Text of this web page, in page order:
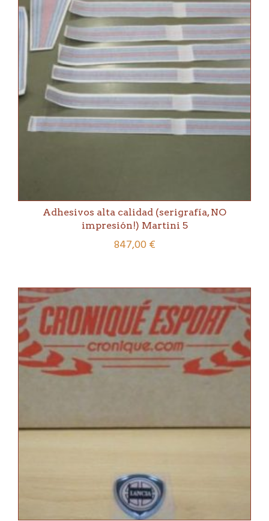
Adhesivos alta calidad (serigrafía, NO
impresión!) Martini 5
847,00€